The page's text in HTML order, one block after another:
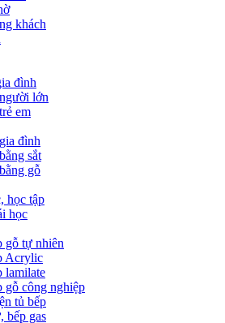
khách
đình
lớn
em
đình
sắt
gỗ
học tập
học
gỗ tự nhiên
Acrylic
lamilate
gỗ công nghiệp
tủ bếp
bếp gas